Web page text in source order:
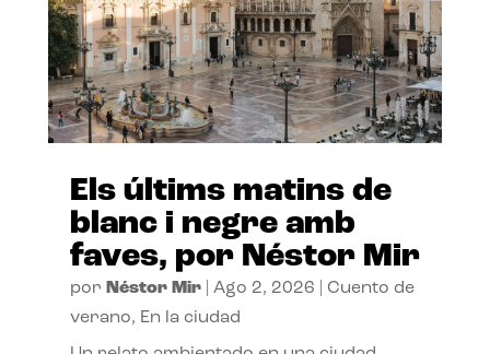
Els últims matins de
blanc i negre amb
faves, por Néstor Mir
por Néstor Mir| Ago 2, 2026
Cuento de
verano, En la ciudad